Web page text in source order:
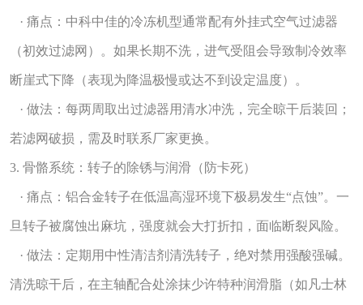
· 痛点：中科中佳的冷冻机型通常配有外挂式空气过滤器
（初效过滤网）。如果长期不洗，进气受阻会导致制冷效率
断崖式下降（表现为降温极慢或达不到设定温度）。
· 做法：每两周取出过滤器用清水冲洗，完全晾干后装回；
若滤网破损，需及时联系厂家更换。
3. 骨骼系统：转子的除锈与润滑（防卡死）
· 痛点：铝合金转子在低温高湿环境下极易发生“点蚀”。一
旦转子被腐蚀出麻坑，强度就会大打折扣，面临断裂风险。
· 做法：定期用中性清洁剂清洗转子，绝对禁用强酸强碱。
清洗晾干后，在主轴配合处涂抹少许特种润滑脂（如凡士林